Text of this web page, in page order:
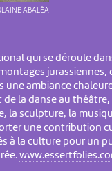
ABALÉA
qui se déroule
jurassiennes,
une ambiance
la danse au théâtre,
la sculpture, la
une contribution
à la culture pour un